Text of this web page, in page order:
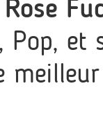
Rose
Pop,